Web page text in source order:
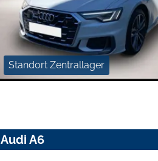
Standort Zentrallager
Audi A6